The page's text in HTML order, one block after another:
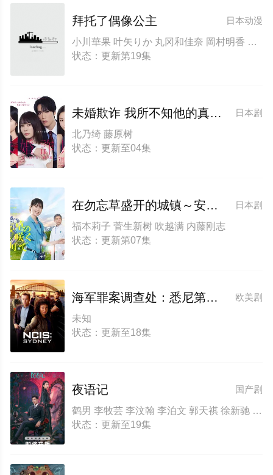
日本动漫
拜托了偶像公主
小川華果 叶矢りか 丸冈和佳奈 岡村明香 藤寺美德 铃木实里 大地叶 森久保祥太郎
状态：更新第19集
日本剧
未婚欺诈 我所不知他的真面目
北乃绮 藤原树
状态：更新至04集
日本剧
在勿忘草盛开的城镇～安昙野诊疗记～
福本莉子 菅生新树 吹越满 内藤刚志
状态：更新第07集
欧美剧
海军罪案调查处：悉尼第三季
未知
状态：更新至18集
国产剧
夜语记
鹤男 李牧芸 李汶翰 李泊文 郭天祺 徐新驰 孙思凡
状态：更新至19集